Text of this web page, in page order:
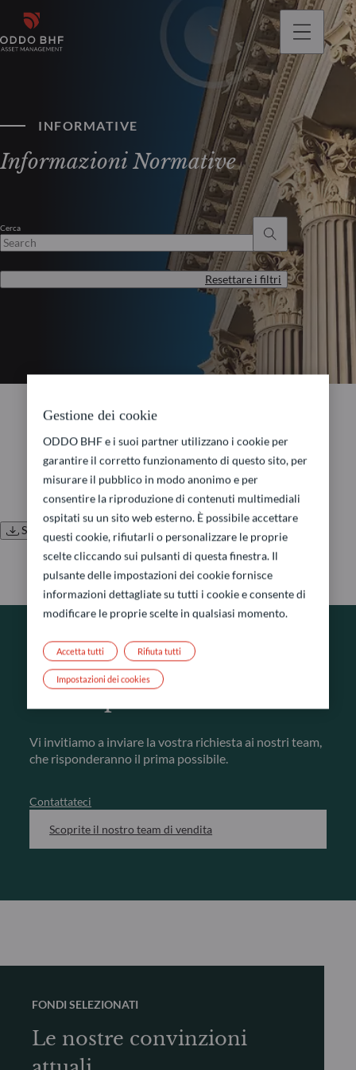
INFORMATIVE
Informazioni Normative
Cerca
Resettare i filtri
No document found.
Scaricare tutti i documenti
RICHIESTA DI INFORMAZIONI
Vi invitiamo a inviare la vostra richiesta ai nostri team,
che risponderanno il prima possibile.
Contattateci
Scoprite il nostro team di vendita
FONDI SELEZIONATI
Le nostre convinzioni
Gestione dei cookie
ODDO BHF e i suoi partner utilizzano i cookie per
garantire il corretto funzionamento di questo sito, per
misurare il pubblico in modo anonimo e per
consentire la riproduzione di contenuti multimediali
ospitati su un sito web esterno. È possibile accettare
questi cookie, rifiutarli o personalizzare le proprie
scelte cliccando sui pulsanti di questa finestra. Il
pulsante delle impostazioni dei cookie fornisce
informazioni dettagliate su tutti i cookie e consente di
modificare le proprie scelte in qualsiasi momento.
Rifiuta tutti
Accetta tutti
Impostazioni dei cookies